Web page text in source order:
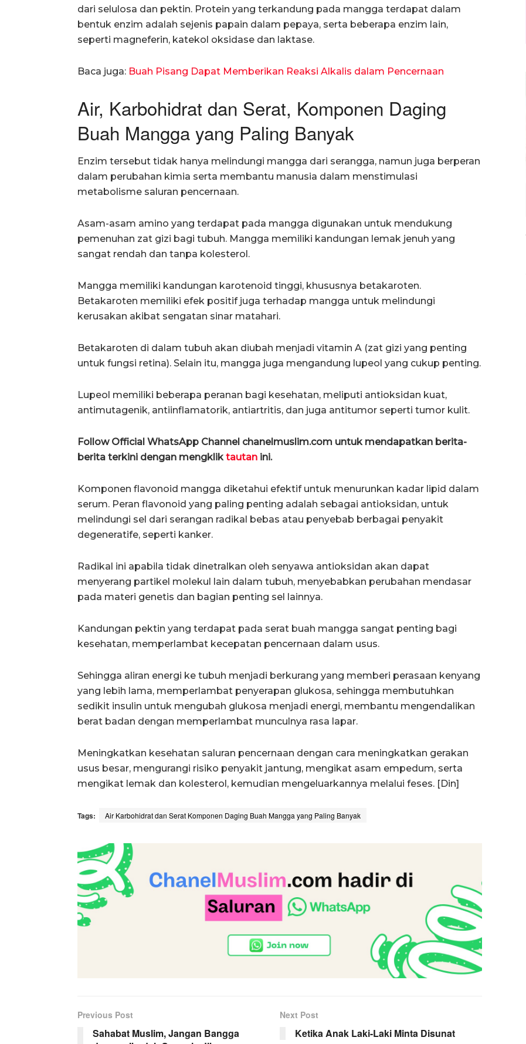
dari selulosa dan pektin. Protein yang terkandung pada mangga terdapat dalam
bentuk enzim adalah sejenis papain dalam pepaya, serta beberapa enzim lain,
seperti magneferin, katekol oksidase dan laktase.
Baca juga: Buah Pisang Dapat Memberikan Reaksi Alkalis dalam Pencernaan
Air, Karbohidrat dan Serat, Komponen Daging
Buah Mangga yang Paling Banyak
Enzim tersebut tidak hanya melindungi mangga dari serangga, namun juga berperan
dalam perubahan kimia serta membantu manusia dalam menstimulasi
metabolisme saluran pencernaan.
Asam-asam amino yang terdapat pada mangga digunakan untuk mendukung
pemenuhan zat gizi bagi tubuh. Mangga memiliki kandungan lemak jenuh yang
sangat rendah dan tanpa kolesterol.
Mangga memiliki kandungan karotenoid tinggi, khususnya betakaroten.
Betakaroten memiliki efek positif juga terhadap mangga untuk melindungi
kerusakan akibat sengatan sinar matahari.
Betakaroten di dalam tubuh akan diubah menjadi vitamin A (zat gizi yang penting
untuk fungsi retina). Selain itu, mangga juga mengandung lupeol yang cukup penting.
Lupeol memiliki beberapa peranan bagi kesehatan, meliputi antioksidan kuat,
antimutagenik, antiinflamatorik, antiartritis, dan juga antitumor seperti tumor kulit.
Follow Official WhatsApp Channel chanelmuslim.com untuk mendapatkan berita-
berita terkini dengan mengkliktautan ini.
Komponen flavonoid mangga diketahui efektif untuk menurunkan kadar lipid dalam
serum. Peran flavonoid yang paling penting adalah sebagai antioksidan, untuk
melindungi sel dari serangan radikal bebas atau penyebab berbagai penyakit
degeneratife, seperti kanker.
Radikal ini apabila tidak dinetralkan oleh senyawa antioksidan akan dapat
menyerang partikel molekul lain dalam tubuh, menyebabkan perubahan mendasar
pada materi genetis dan bagian penting sel lainnya.
Kandungan pektin yang terdapat pada serat buah mangga sangat penting bagi
kesehatan, memperlambat kecepatan pencernaan dalam usus.
Sehingga aliran energi ke tubuh menjadi berkurang yang memberi perasaan kenyang
yang lebih lama, memperlambat penyerapan glukosa, sehingga membutuhkan
sedikit insulin untuk mengubah glukosa menjadi energi, membantu mengendalikan
berat badan dengan memperlambat munculnya rasa lapar.
Meningkatkan kesehatan saluran pencernaan dengan cara meningkatkan gerakan
usus besar, mengurangi risiko penyakit jantung, mengikat asam empedum, serta
mengikat lemak dan kolesterol, kemudian mengeluarkannya melalui feses. [Din]
Tags: Air Karbohidrat dan Serat Komponen Daging Buah Mangga yang Paling Banyak
Previous Post
Sahabat Muslim, Jangan Bangga
Next Post
Ketika Anak Laki-Laki Minta Disunat